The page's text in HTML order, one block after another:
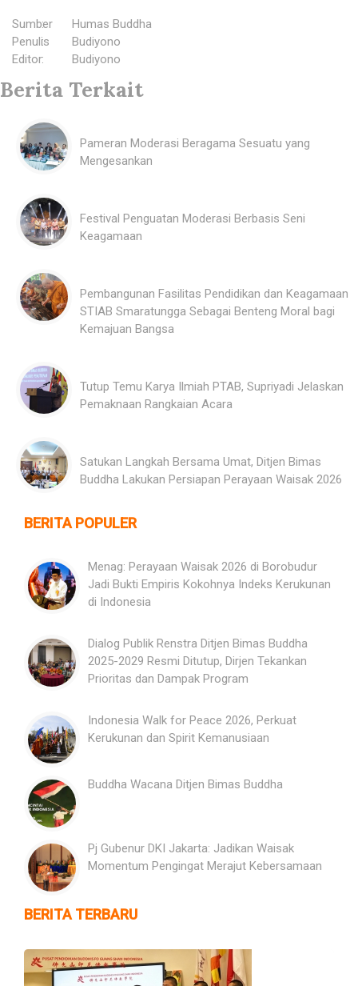
Sumber
:
Humas Buddha
Penulis
:
Budiyono
Editor: Budiyono
Berita Terkait
Pameran Moderasi Beragama Sesuatu yang
Mengesankan
Festival Penguatan Moderasi Berbasis Seni
Keagamaan
Pembangunan Fasilitas Pendidikan dan Keagamaan
STIAB Smaratungga Sebagai Benteng Moral bagi
Kemajuan Bangsa
Tutup Temu Karya Ilmiah PTAB, Supriyadi Jelaskan
Pemaknaan Rangkaian Acara
Satukan Langkah Bersama Umat, Ditjen Bimas
Buddha Lakukan Persiapan Perayaan Waisak 2026
BERITA POPULER
Menag: Perayaan Waisak 2026 di Borobudur
Jadi Bukti Empiris Kokohnya Indeks Kerukunan
di Indonesia
Dialog Publik Renstra Ditjen Bimas Buddha
2025-2029 Resmi Ditutup, Dirjen Tekankan
Prioritas dan Dampak Program
Indonesia Walk for Peace 2026, Perkuat
Kerukunan dan Spirit Kemanusiaan
Buddha Wacana Ditjen Bimas Buddha
Pj Gubenur DKI Jakarta: Jadikan Waisak
Momentum Pengingat Merajut Kebersamaan
BERITA TERBARU